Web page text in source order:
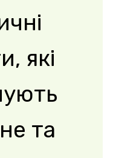
для
та